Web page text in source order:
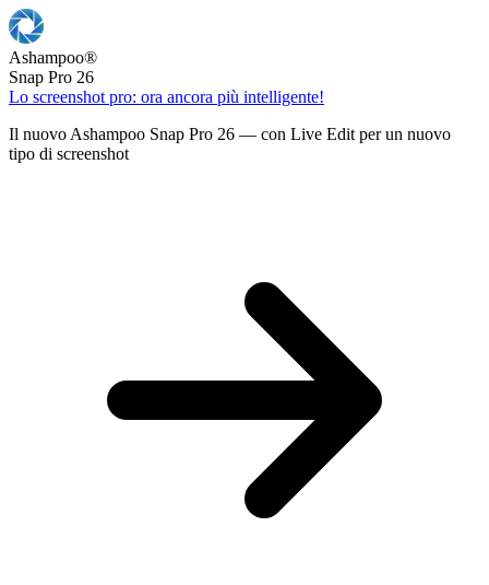
Ashampoo®
Snap Pro 26
Lo screenshot pro: ora ancora più intelligente!
Il nuovo Ashampoo Snap Pro 26 — con Live Edit per un nuovo
tipo di screenshot